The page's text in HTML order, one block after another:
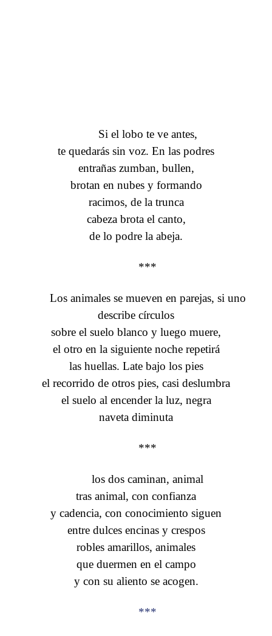
Si el lobo te ve antes,
te quedarás sin voz. En las podres
entrañas zumban, bullen,
brotan en nubes y formando
racimos, de la trunca
cabeza brota el canto,
de lo podre la abeja.
***
Los animales se mueven en parejas, si uno
describe círculos
sobre el suelo blanco y luego muere,
el otro en la siguiente noche repetirá
las huellas. Late bajo los pies
el recorrido de otros pies, casi deslumbra
el suelo al encender la luz, negra
naveta diminuta
***
los dos caminan, animal
tras animal, con confianza
y cadencia, con conocimiento siguen
entre dulces encinas y crespos
robles amarillos, animales
que duermen en el campo
y con su aliento se acogen.
***